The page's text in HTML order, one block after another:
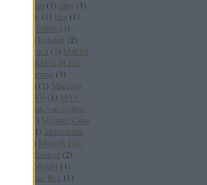
labdarúgás ( 1 ) láng ( 1 )
Leeds ( 1 ) like ( 1 )
linkek ( 1 )
) London (2)
Lynch ( 1 ) Mafilm
MAFILM fóti
Magyarország (3)
Málta ( 1 ) Marcello
MÁV ( 1 ) MÁV
Max von Sydow
1 ) Michael Caine
1 ) Milleniumi
) Minarik Ede
Moszkva (2)
Mozart ( 1 )
Music Box ( 1 )